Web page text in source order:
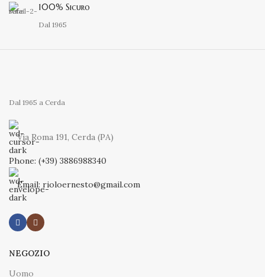
100% Sicuro
Dal 1965
Dal 1965 a Cerda
Via Roma 191, Cerda (PA)
Phone: (+39) 3886988340
Email: rioloernesto@gmail.com
NEGOZIO
Uomo